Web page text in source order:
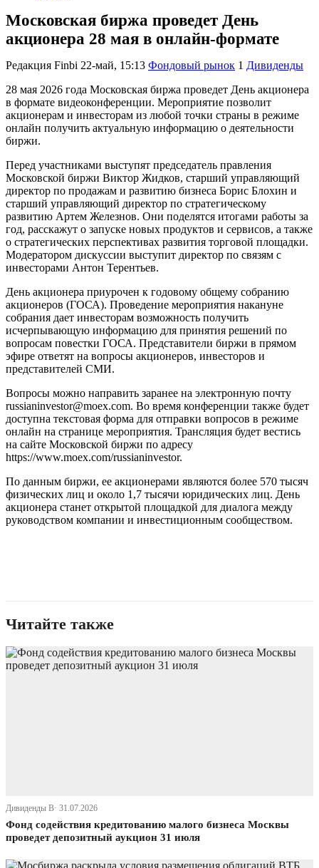
Московская биржа проведет День
акционера 28 мая в онлайн-формате
Редакция Finbi 22-май, 15:13 Фондовый рынок 1 Дивиденды
28 мая 2026 года Московская биржа проведет День акционера
в формате видеоконференции. Мероприятие позволит
акционерам и инвесторам из любой точки страны в режиме
онлайн получить актуальную информацию о деятельности
биржи.
Перед участниками выступят председатель правления
Московской биржи Виктор Жидков, старший управляющий
директор по продажам и развитию бизнеса Борис Блохин и
старший управляющий директор по стратегическому
развитию Артем Железнов. Они поделятся итогами работы за
год, расскажут о запуске новых продуктов и сервисов, а также
о стратегических перспективах развития торговой площадки.
Модератором дискуссии выступит директор по связям с
инвесторами Антон Терентьев.
День акционера приурочен к годовому общему собранию
акционеров (ГОСА). Проведение мероприятия накануне
собрания дает инвесторам возможность получить
исчерпывающую информацию для принятия решений по
вопросам повестки ГОСА. Представители биржи в прямом
эфире ответят на вопросы акционеров, инвесторов и
представителей СМИ.
Вопросы можно направить заранее на электронную почту
russianinvestor@moex.com. Во время конференции также будет
доступна текстовая форма для отправки вопросов в режиме
онлайн на странице мероприятия. Трансляция будет вестись
на сайте Московской биржи по адресу
https://www.moex.com/russianinvestor.
По данным биржи, ее акционерами являются более 570 тысяч
физических лиц и около 1,7 тысячи юридических лиц. День
акционера станет открытой площадкой для диалога между
руководством компании и инвестиционным сообществом.
Читайте также
Дивиденды В· 31.07.2026
Фонд содействия кредитованию малого бизнеса Москвы
проведет депозитный аукцион 31 июля